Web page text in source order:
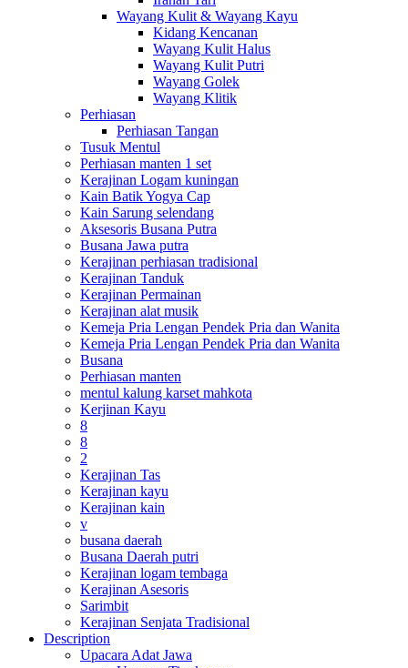
Wayang Kulit & Wayang Kayu
Kidang Kencanan
Wayang Kulit Halus
Wayang Kulit Putri
Wayang Golek
Wayang Klitik
Perhiasan
Perhiasan Tangan
Tusuk Mentul
Perhiasan manten 1 set
Kerajinan Logam kuningan
Kain Batik Yogya Cap
Kain Sarung selendang
Aksesoris Busana Putra
Busana Jawa putra
Kerajinan perhiasan tradisional
Kerajinan Tanduk
Kerajinan Permainan
Kerajinan alat musik
Kemeja Pria Lengan Pendek Pria dan Wanita
Kemeja Pria Lengan Pendek Pria dan Wanita
Busana
Perhiasan manten
mentul kalung karset mahkota
Kerjinan Kayu
8
8
2
Kerajinan Tas
Kerajinan kayu
Kerajinan kain
v
busana daerah
Busana Daerah putri
Kerajinan logam tembaga
Kerajinan Asesoris
Sarimbit
Kerajinan Senjata Tradisional
Description
Upacara Adat Jawa